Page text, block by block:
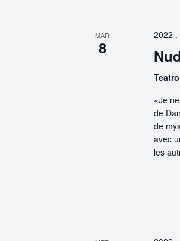
MAR
8
2022 .
«Je
de
de
avec
les